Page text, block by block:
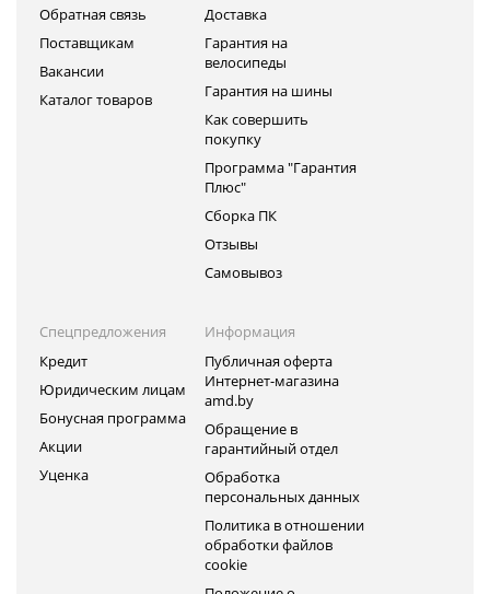
Обратная связь
Поставщикам
Вакансии
Каталог товаров
Доставка
Гарантия на
велосипеды
Гарантия на шины
Как совершить
покупку
Программа "Гарантия
Плюс"
Сборка ПК
Отзывы
Самовывоз
Спецпредложения
Кредит
Юридическим лицам
Бонусная программа
Акции
Уценка
Информация
Публичная оферта
Интернет-магазина
amd.by
Обращение в
гарантийный отдел
Обработка
персональных данных
Политика в отношении
обработки файлов
cookie